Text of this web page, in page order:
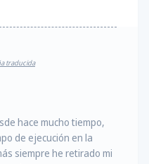
traducida
hace mucho tiempo,
de ejecución en la
siempre he retirado mi